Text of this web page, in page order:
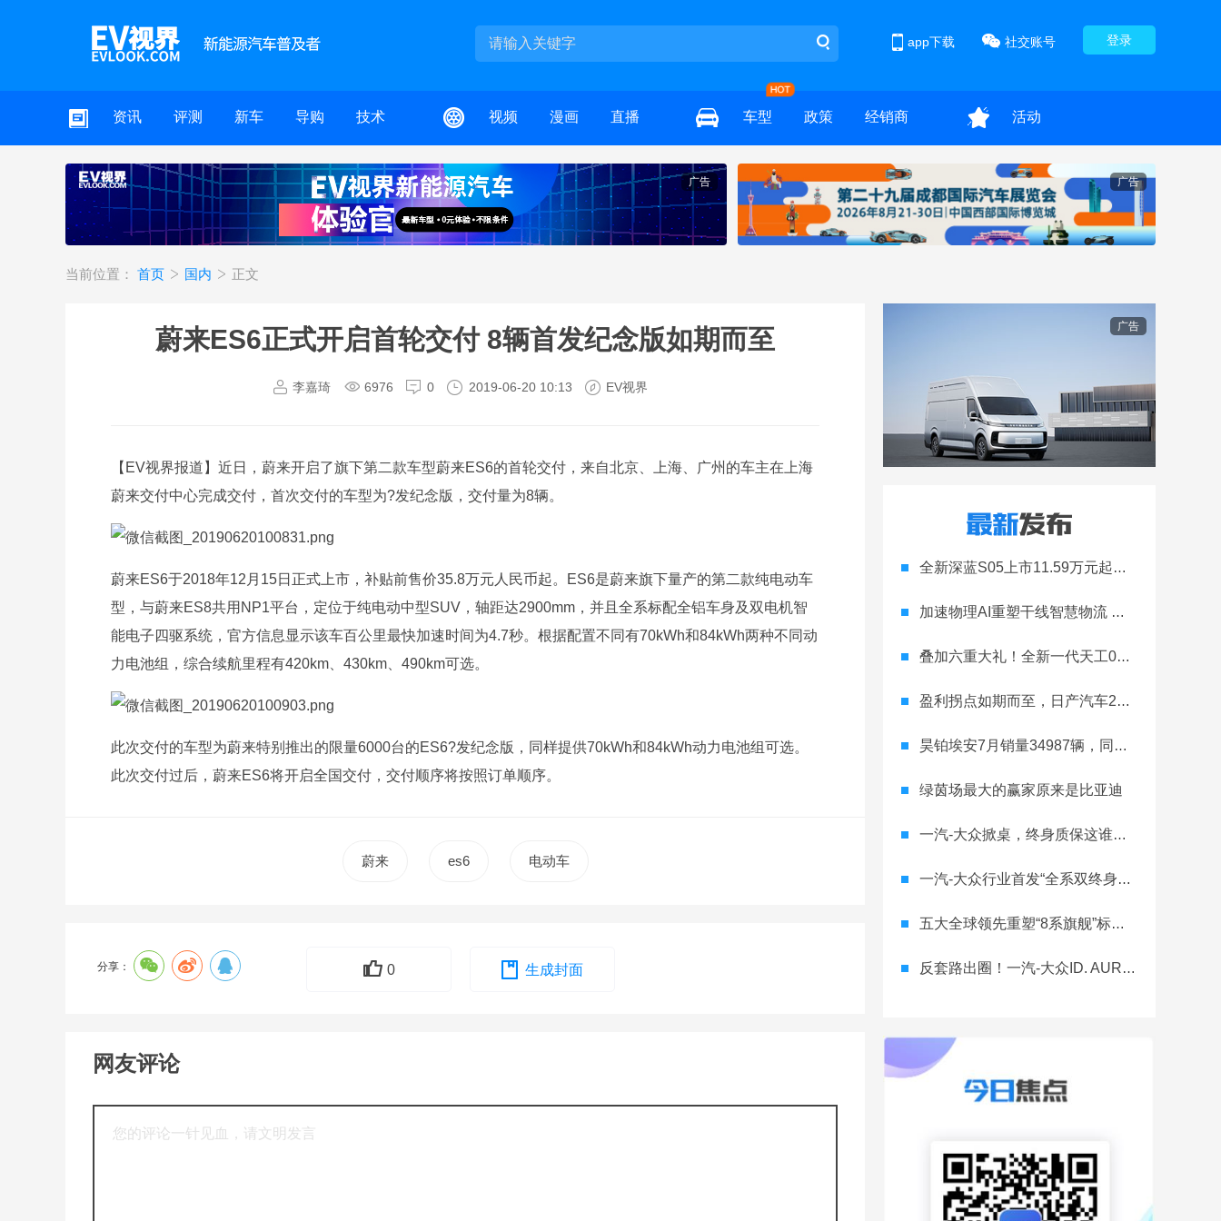
登录
社交账号
app下载
资讯 评测 新车 导购 技术 视频 漫画 直播 车型 政策 经销商 活动
广告 广告
当前位置： 首页 国内 正文
蔚来ES6正式开启首轮交付 8辆首发纪念版如期而至
李嘉琦 6976 0 2019-06-20 10:13 EV视界
【EV视界报道】近日，蔚来开启了旗下第二款车型蔚来ES6的首轮交付，来自北京、上海、广州的车主在上海
蔚来交付中心完成交付，首次交付的车型为?发纪念版，交付量为8辆。
蔚来ES6于2018年12月15日正式上市，补贴前售价35.8万元人民币起。ES6是蔚来旗下量产的第二款纯电动车
型，与蔚来ES8共用NP1平台，定位于纯电动中型SUV，轴距达2900mm，并且全系标配全铝车身及双电机智
能电子四驱系统，官方信息显示该车百公里最快加速时间为4.7秒。根据配置不同有70kWh和84kWh两种不同动
力电池组，综合续航里程有420km、430km、490km可选。
此次交付的车型为蔚来特别推出的限量6000台的ES6?发纪念版，同样提供70kWh和84kWh动力电池组可选。
此次交付过后，蔚来ES6将开启全国交付，交付顺序将按照订单顺序。
蔚来 es6 电动车
分享： 0 生成封面
网友评论
广告
全新深蓝S05上市11.59万元起，全球时尚激光智能SUV全面进阶
加速物理AI重塑干线智慧物流 智加科技战略合作图达通
叠加六重大礼！全新一代天工08 670 Max上市限时价17.99万元
盈利拐点如期而至，日产汽车26财年一季度财报释放稳健增长信号
昊铂埃安7月销量34987辆，同比增长31.74%，全新Ray系列蓄势待发
绿茵场最大的赢家原来是比亚迪
一汽-大众掀桌，终身质保这谁顶得住？
一汽-大众行业首发“全系双终身质保” 重树汽车服务新标杆
五大全球领先重塑“8系旗舰”标杆！神行者8首台量产车下线，8月10日预售
反套路出圈！一汽-大众ID. AURA T6将智舱首秀留给老车主